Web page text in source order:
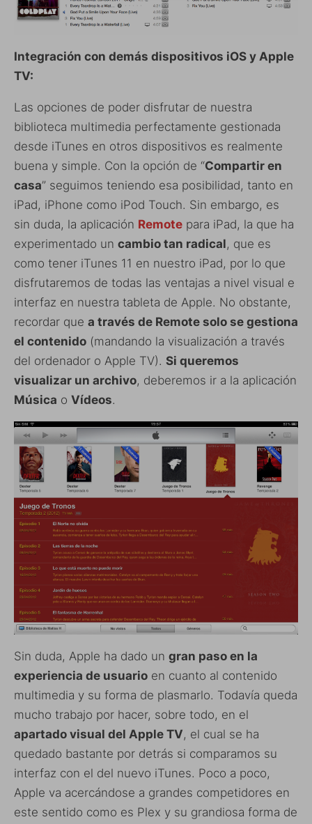
Integración con demás dispositivos iOS y Apple
TV:
Las opciones de poder disfrutar de nuestra
biblioteca multimedia perfectamente gestionada
desde iTunes en otros dispositivos es realmente
buena y simple. Con la opción de “Compartir en
casa” seguimos teniendo esa posibilidad, tanto en
iPad, iPhone como iPod Touch. Sin embargo, es
sin duda, la aplicación Remote para iPad, la que ha
experimentado un cambio tan radical, que es
como tener iTunes 11 en nuestro iPad, por lo que
disfrutaremos de todas las ventajas a nivel visual e
interfaz en nuestra tableta de Apple. No obstante,
recordar que a través de Remote solo se gestiona
el contenido (mandando la visualización a través
del ordenador o Apple TV). Si queremos
visualizar un archivo, deberemos ir a la aplicación
Música o Vídeos.
Sin duda, Apple ha dado un gran paso en la
experiencia de usuario en cuanto al contenido
multimedia y su forma de plasmarlo. Todavía queda
mucho trabajo por hacer, sobre todo, en el
apartado visual del Apple TV, el cual se ha
quedado bastante por detrás si comparamos su
interfaz con el del nuevo iTunes. Poco a poco,
Apple va acercándose a grandes competidores en
este sentido como es Plex y su grandiosa forma de